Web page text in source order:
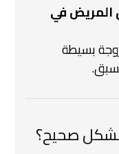
في
بسيطة
بشكل صحيح؟